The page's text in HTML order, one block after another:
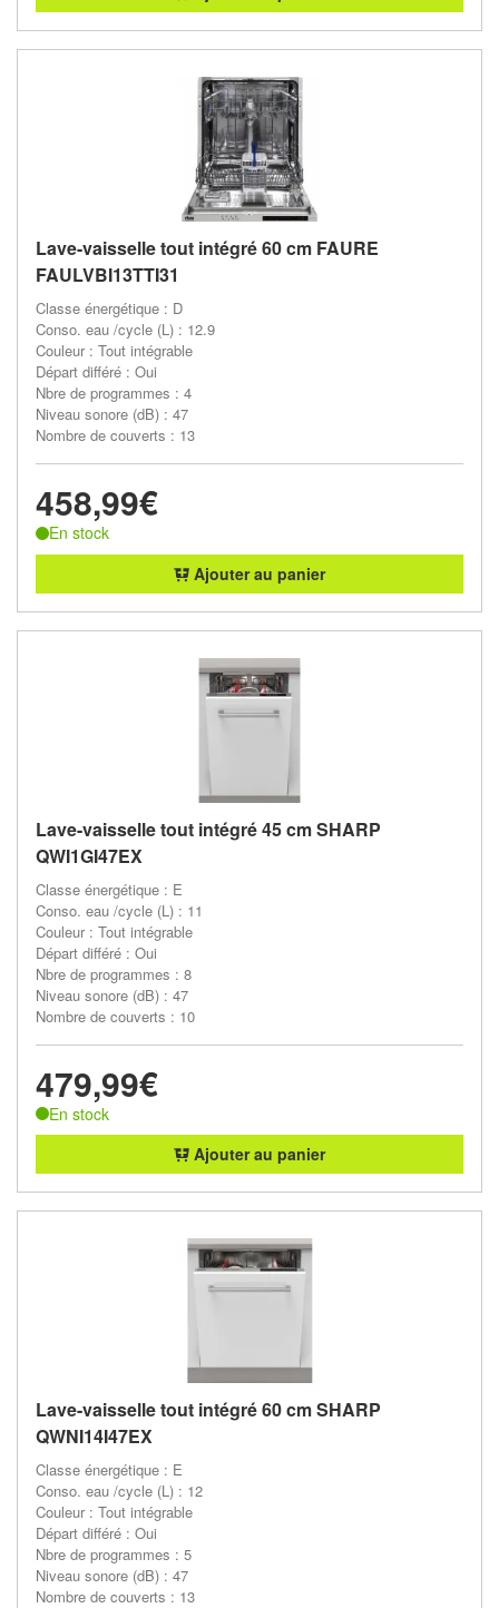
Lave-vaisselle tout intégré 60 cm FAURE
FAULVBI13TTI31
Classe énergétique : D
Conso. eau /cycle (L) : 12.9
Couleur : Tout intégrable
Départ différé : Oui
Nbre de programmes : 4
Niveau sonore (dB) : 47
Nombre de couverts : 13
458,99€
En stock
Ajouter au panier
Lave-vaisselle tout intégré 45 cm SHARP
QWI1GI47EX
Classe énergétique : E
Conso. eau /cycle (L) : 11
Couleur : Tout intégrable
Départ différé : Oui
Nbre de programmes : 8
Niveau sonore (dB) : 47
Nombre de couverts : 10
479,99€
En stock
Ajouter au panier
Lave-vaisselle tout intégré 60 cm SHARP
QWNI14I47EX
Classe énergétique : E
Conso. eau /cycle (L) : 12
Couleur : Tout intégrable
Départ différé : Oui
Nbre de programmes : 5
Niveau sonore (dB) : 47
Nombre de couverts : 13